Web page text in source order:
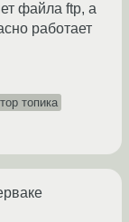
файла ftp, а
работает
топика